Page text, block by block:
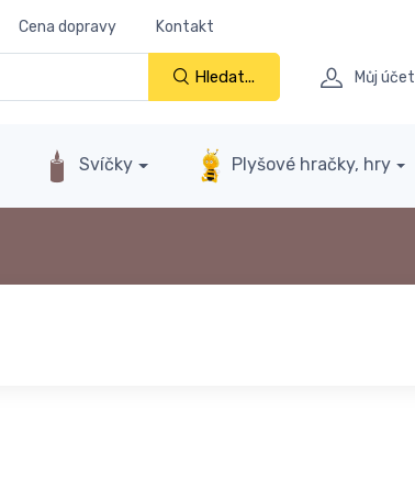
Cena dopravy Kontakt
Hledat... Můj účet
Svíčky Plyšové hračky, hry